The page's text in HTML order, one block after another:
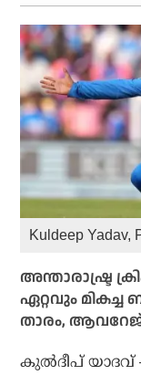
Kuldeep Yadav,
അന്താരാഷ്ട്ര
ഏറ്റവും
താരം,
കുല്‍ദീപ് യാദവ്